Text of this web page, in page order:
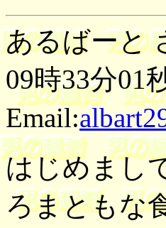
あるばー
09時33分01
Email:
はじめまし
ろまともな